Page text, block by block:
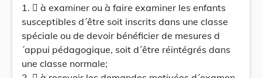
1.  à examiner ou à faire examiner les enfants
susceptibles d´être soit inscrits dans une classe
spéciale ou de devoir bénéficier de mesures d
´appui pédagogique, soit d´être réintégrés dans
une classe normale;